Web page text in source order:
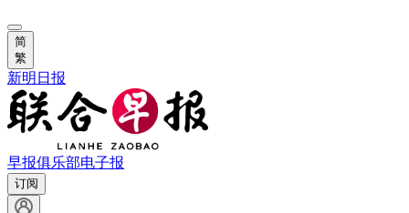
简
繁
新明日报
早报俱乐部电子报
订阅